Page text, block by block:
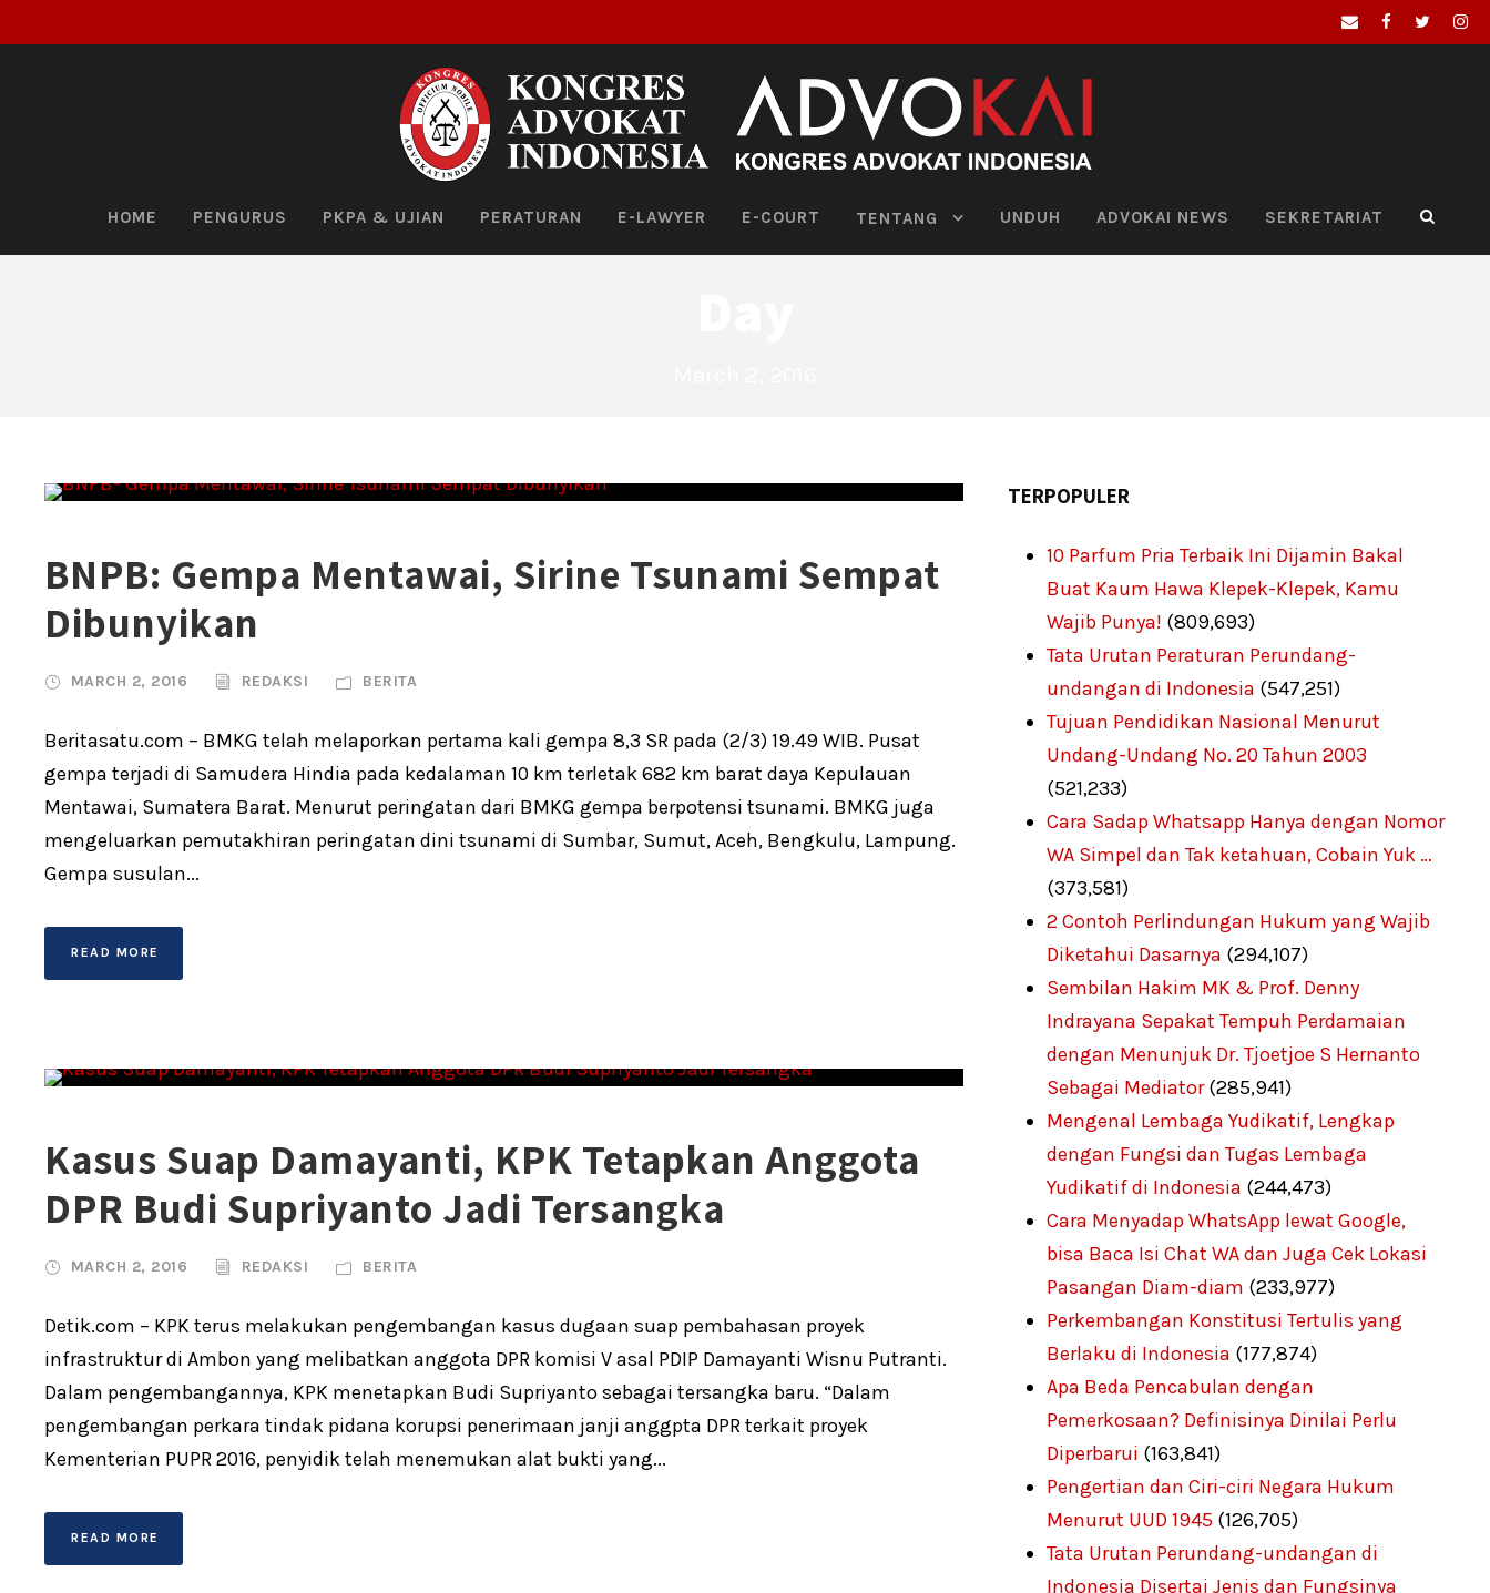
HOME PENGURUS PKPA & UJIAN PERATURAN E-LAWYER E-COURT TENTANG UNDUH ADVOKAI NEWS SEKRETARIAT
BNPB: Gempa Mentawai, Sirine Tsunami Sempat
Dibunyikan
MARCH 2, 2016 REDAKSI BERITA
Beritasatu.com – BMKG telah melaporkan pertama kali gempa 8,3 SR pada (2/3) 19.49 WIB. Pusat
gempa terjadi di Samudera Hindia pada kedalaman 10 km terletak 682 km barat daya Kepulauan
Mentawai, Sumatera Barat. Menurut peringatan dari BMKG gempa berpotensi tsunami. BMKG juga
mengeluarkan pemutakhiran peringatan dini tsunami di Sumbar, Sumut, Aceh, Bengkulu, Lampung.
Gempa susulan...
READ MORE
Kasus Suap Damayanti, KPK Tetapkan Anggota
DPR Budi Supriyanto Jadi Tersangka
MARCH 2, 2016 REDAKSI BERITA
Detik.com – KPK terus melakukan pengembangan kasus dugaan suap pembahasan proyek
infrastruktur di Ambon yang melibatkan anggota DPR komisi V asal PDIP Damayanti Wisnu Putranti.
Dalam pengembangannya, KPK menetapkan Budi Supriyanto sebagai tersangka baru. “Dalam
pengembangan perkara tindak pidana korupsi penerimaan janji anggpta DPR terkait proyek
Kementerian PUPR 2016, penyidik telah menemukan alat bukti yang...
READ MORE
TERPOPULER
10 Parfum Pria Terbaik Ini Dijamin Bakal
Buat Kaum Hawa Klepek-Klepek, Kamu
Wajib Punya! (809,693)
Tata Urutan Peraturan Perundang-
undangan di Indonesia (547,251)
Tujuan Pendidikan Nasional Menurut
Undang-Undang No. 20 Tahun 2003
(521,233)
Cara Sadap Whatsapp Hanya dengan Nomor
WA Simpel dan Tak ketahuan, Cobain Yuk …
(373,581)
2 Contoh Perlindungan Hukum yang Wajib
Diketahui Dasarnya (294,107)
Sembilan Hakim MK & Prof. Denny
Indrayana Sepakat Tempuh Perdamaian
dengan Menunjuk Dr. Tjoetjoe S Hernanto
Sebagai Mediator (285,941)
Mengenal Lembaga Yudikatif, Lengkap
dengan Fungsi dan Tugas Lembaga
Yudikatif di Indonesia (244,473)
Cara Menyadap WhatsApp lewat Google,
bisa Baca Isi Chat WA dan Juga Cek Lokasi
Pasangan Diam-diam (233,977)
Perkembangan Konstitusi Tertulis yang
Berlaku di Indonesia (177,874)
Apa Beda Pencabulan dengan
Pemerkosaan? Definisinya Dinilai Perlu
Diperbarui (163,841)
Pengertian dan Ciri-ciri Negara Hukum
Menurut UUD 1945 (126,705)
Tata Urutan Perundang-undangan di
Indonesia Disertai Jenis dan Fungsinya